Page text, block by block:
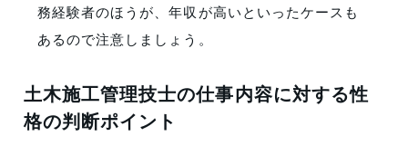
務経験者のほうが、年収が高いといったケースも
あるので注意しましょう。
土木施工管理技士の仕事内容に対する性
格の判断ポイント